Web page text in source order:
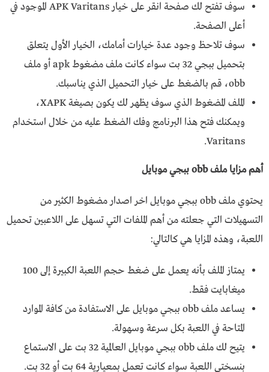
سوف تفتح لك صفحة انقر على خيار APK Varitans الموجود في
أعلى الصفحة.
سوف تلاحظ وجود عدة خيارات أمامك، الخيار الأول يتعلق
بتحميل ببجي 32 بت سواء كانت ملف مضغوط apk أو ملف
obb، قم بالضغط على خيار التحميل الذي يناسبك.
الملف المضغوط الذي سوف يظهر لك يكون بصيغة XAPK،
ويمكنك فتح هذا البرنامج وفك الضغط عليه من خلال استخدام
Varitans.
أهم مزايا ملف obb ببجي موبايل
يحتوي ملف obb ببجي موبايل اخر اصدار مضغوط الكثير من
التسهيلات التي جعلته من أهم الملفات التي تسهل على اللاعبين تحميل
اللعبة، وهذه المزايا هي كالتالي:
يمتاز الملف بأنه يعمل على ضغط حجم اللعبة الكبيرة إلى 100
ميغابايت فقط.
يساعد ملف obb ببجي موبايل على الاستفادة من كافة الموارد
المتاحة في اللعبة بكل سرعة وسهولة.
يتيح لك ملف obb ببجي موبايل العالمية 32 بت على الاستماع
بنسختي اللعبة سواء كانت تعمل بمعيارية 64 بت أو 32 بت.